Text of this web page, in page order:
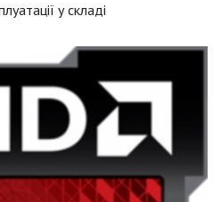
у складі